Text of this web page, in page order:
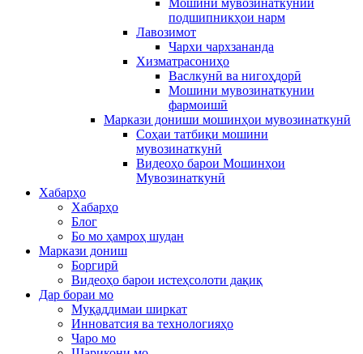
Мошини мувозинаткунии
подшипникҳои нарм
Лавозимот
Чархи чархзананда
Хизматрасониҳо
Васлкунӣ ва нигоҳдорӣ
Мошини мувозинаткунии
фармоишӣ
Маркази дониши мошинҳои мувозинаткунӣ
Соҳаи татбиқи мошини
мувозинаткунӣ
Видеоҳо барои Мошинҳои
Мувозинаткунӣ
Хабарҳо
Хабарҳо
Блог
Бо мо ҳамроҳ шудан
Маркази дониш
Боргирӣ
Видеоҳо барои истеҳсолоти дақиқ
Дар бораи мо
Муқаддимаи ширкат
Инноватсия ва технологияҳо
Чаро мо